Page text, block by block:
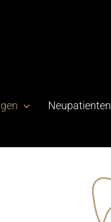
Neupatienten